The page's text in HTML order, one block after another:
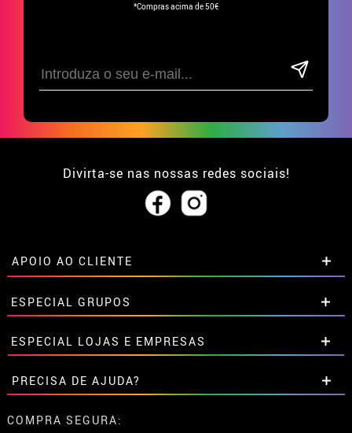
*Compras acima de 50€
Divirta-se nas nossas redes sociais!
APOIO AO CLIENTE
• Sobre nós
• Condições de venda
• Aviso legal ePrivacidade
• Atendimento ao cliente
• Utilização de cookies
•Configuração de cookies
ESPECIAL GRUPOS
Descontos especiais para grupos.
Entre em contato connosco aqui
ESPECIAL LOJAS E EMPRESAS
Descontos especiais para grupos.
Entre em contato connosco aqui
PRECISA DE AJUDA?
Ainda não colocei a minha ordem
COMPRA SEGURA: